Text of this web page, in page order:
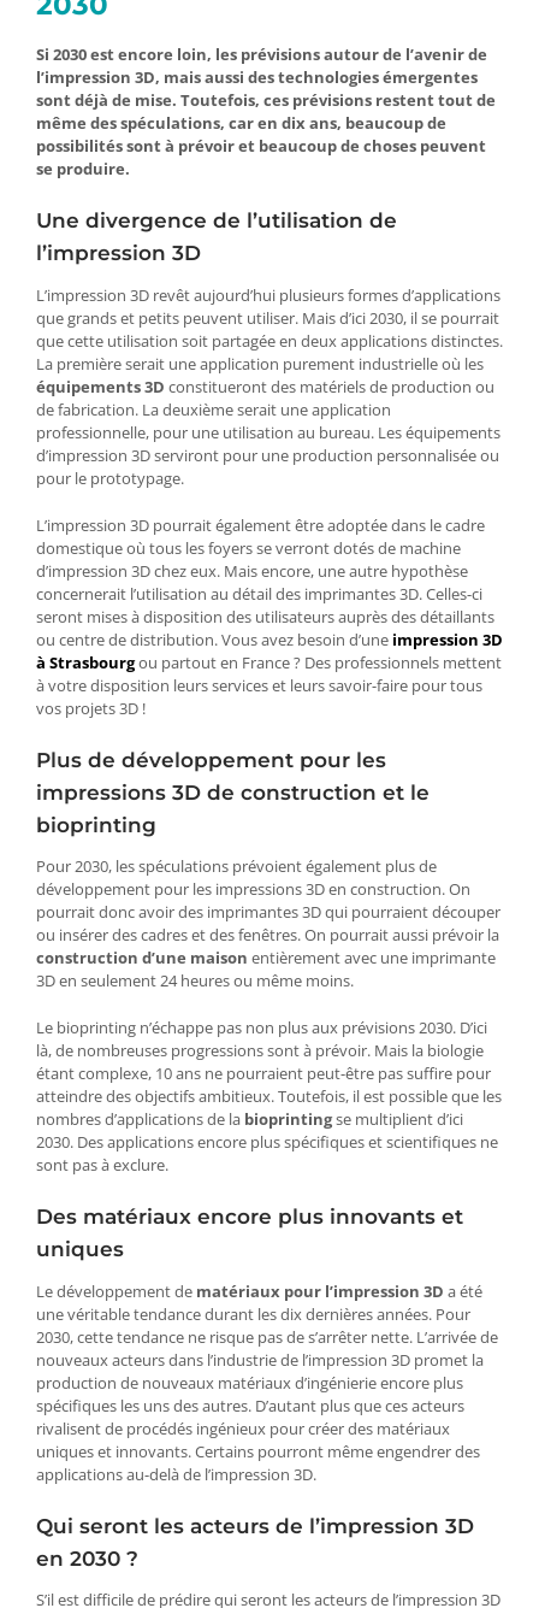
Si 2030 est encore loin, les prévisions autour de l’avenir de
l’impression 3D, mais aussi des technologies émergentes
sont déjà de mise. Toutefois, ces prévisions restent tout de
même des spéculations, car en dix ans, beaucoup de
possibilités sont à prévoir et beaucoup de choses peuvent
se produire.
Une divergence de l’utilisation de
l’impression 3D
L’impression 3D revêt aujourd’hui plusieurs formes d’applications
que grands et petits peuvent utiliser. Mais d’ici 2030, il se pourrait
que cette utilisation soit partagée en deux applications distinctes.
La première serait une application purement industrielle où les
équipements 3D constitueront des matériels de production ou
de fabrication. La deuxième serait une application
professionnelle, pour une utilisation au bureau. Les équipements
d’impression 3D serviront pour une production personnalisée ou
pour le prototypage.
L’impression 3D pourrait également être adoptée dans le cadre
domestique où tous les foyers se verront dotés de machine
d’impression 3D chez eux. Mais encore, une autre hypothèse
concernerait l’utilisation au détail des imprimantes 3D. Celles-ci
seront mises à disposition des utilisateurs auprès des détaillants
ou centre de distribution. Vous avez besoin d’une impression 3D
à Strasbourgou partout en France ? Des professionnels mettent
à votre disposition leurs services et leurs savoir-faire pour tous
vos projets 3D !
Plus de développement pour les
impressions 3D de construction et le
bioprinting
Pour 2030, les spéculations prévoient également plus de
développement pour les impressions 3D en construction. On
pourrait donc avoir des imprimantes 3D qui pourraient découper
ou insérer des cadres et des fenêtres. On pourrait aussi prévoir la
construction d’une maison entièrement avec une imprimante
3D en seulement 24 heures ou même moins.
Le bioprinting n’échappe pas non plus aux prévisions 2030. D’ici
là, de nombreuses progressions sont à prévoir. Mais la biologie
étant complexe, 10 ans ne pourraient peut-être pas suffire pour
atteindre des objectifs ambitieux. Toutefois, il est possible que les
nombres d’applications de la bioprintingse multiplient d’ici
2030. Des applications encore plus spécifiques et scientifiques ne
sont pas à exclure.
Des matériaux encore plus innovants et
uniques
Le développement de matériaux pour l’impression 3D a été
une véritable tendance durant les dix dernières années. Pour
2030, cette tendance ne risque pas de s’arrêter nette. L’arrivée de
nouveaux acteurs dans l’industrie de l’impression 3D promet la
production de nouveaux matériaux d’ingénierie encore plus
spécifiques les uns des autres. D’autant plus que ces acteurs
rivalisent de procédés ingénieux pour créer des matériaux
uniques et innovants. Certains pourront même engendrer des
applications au-delà de l’impression 3D.
Qui seront les acteurs de l’impression 3D
en 2030 ?
S’il est difficile de prédire qui seront les acteurs de l’impression 3D